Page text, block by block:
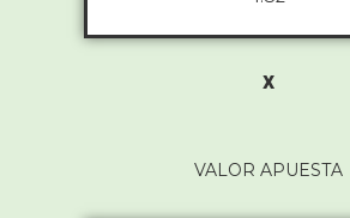
x
VALOR APUESTA